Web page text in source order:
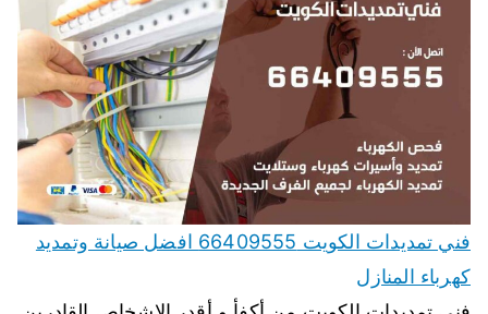
فني تمديدات الكويت 66409555 افضل صيانة وتمديد
كهرباء المنازل